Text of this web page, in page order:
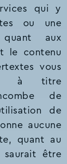
qui y
ou une
quant aux
le contenu
vous
à titre
de
de
aucune
quant au
être